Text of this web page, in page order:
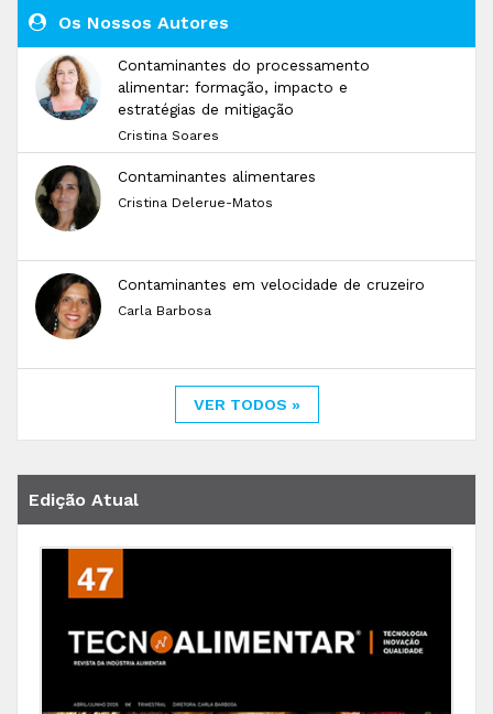
Os Nossos Autores
Contaminantes do processamento
alimentar: formação, impacto e
estratégias de mitigação
Cristina Soares
Contaminantes alimentares
Cristina Delerue-Matos
Contaminantes em velocidade de cruzeiro
Carla Barbosa
VER TODOS »
Edição Atual